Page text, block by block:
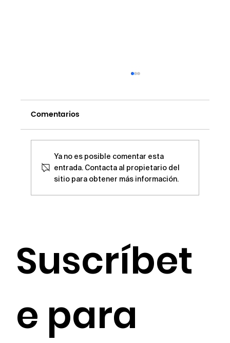
Comentarios
Ya no es posible comentar esta
entrada. Contacta al propietario del
sitio para obtener más información.
Suscríbet
e para